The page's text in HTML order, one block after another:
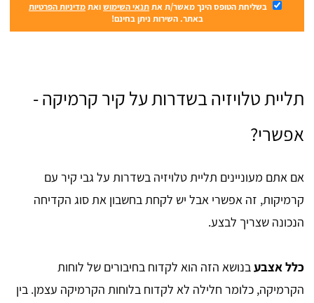
בשליחת הטופס הינך מאשר/ת אתתנאי השימושואתמדיניות הפרטיות
באתר. השירות ניתן בחינם!
תליית טלויזיה בשדרות על קיר קרמיקה -
אפשרי?
אם אתם מעוניינים תליית טלויזיה בשדרות על גבי קיר עם
קרמיקות, זה אפשרי אבל יש לקחת בחשבון את סוג הקדיחה
הנכונה שצריך לבצע.
כלל אצבעבנושא הזה הוא לקדוח בחיבורים של לוחות
הקרמיקה, כלומר חלילה לא לקדוח בלוחות הקרמיקה עצמן. בין